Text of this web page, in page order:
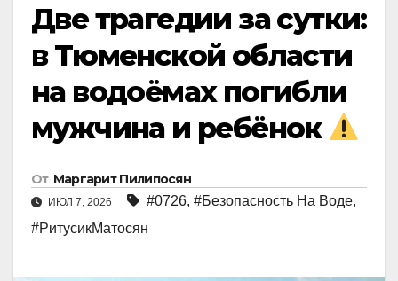
Две трагедии за сутки:
в Тюменской области
на водоёмах погибли
мужчина и ребёнок
От Маргарит Пилипосян
ИЮЛ 7, 2026 #0726, #Безопасность На Воде,
#РитусикМатосян